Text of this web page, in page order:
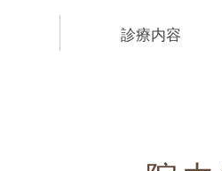
診療内容